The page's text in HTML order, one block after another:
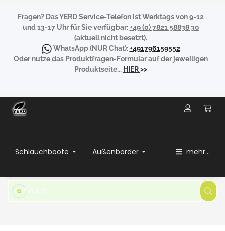
Fragen? Das YERD Service-Telefon ist Werktags von 9-12
und 13-17 Uhr für Sie verfügbar:+49 (0) 7821 58838 30
(aktuell nicht besetzt).
WhatsApp(NUR Chat):+491796159552
Oder nutze das Produktfragen-Formular auf der jeweiligen
Produktseite... HIER>>
Schlauchboote Außenborder mehr...